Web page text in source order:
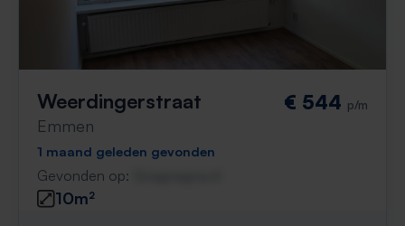
Weerdingerstraat
Emmen
€ 544 p/m
1 maand geleden gevonden
Gevonden op:
10m²